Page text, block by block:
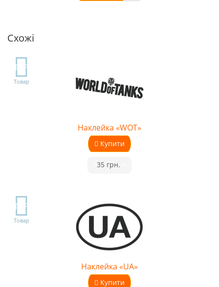
Схожі
TOP
Товар
Наклейка «WOT»
Купити
35 грн.
TOP
Товар
Наклейка «UA»
Купити